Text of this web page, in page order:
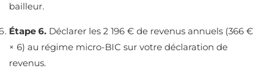
bailleur.
Étape 6. Déclarer les 2 196 € de revenus annuels (366 €
× 6) au régime micro-BIC sur votre déclaration de
revenus.